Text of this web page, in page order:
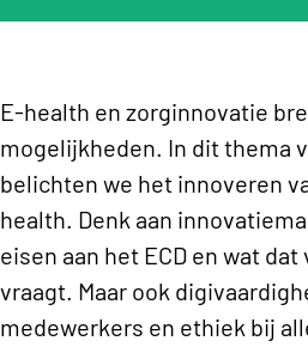
E-health en zorginnovatie
mogelijkheden. In dit thema
belichten we het innoveren
health. Denk aan
eisen aan het ECD en wat
vraagt. Maar ook
medewerkers en ethiek bij